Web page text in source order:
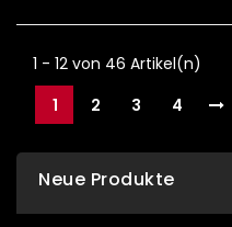
1 - 12 von 46 Artikel(n)
1
2 3 4
Neue Produkte